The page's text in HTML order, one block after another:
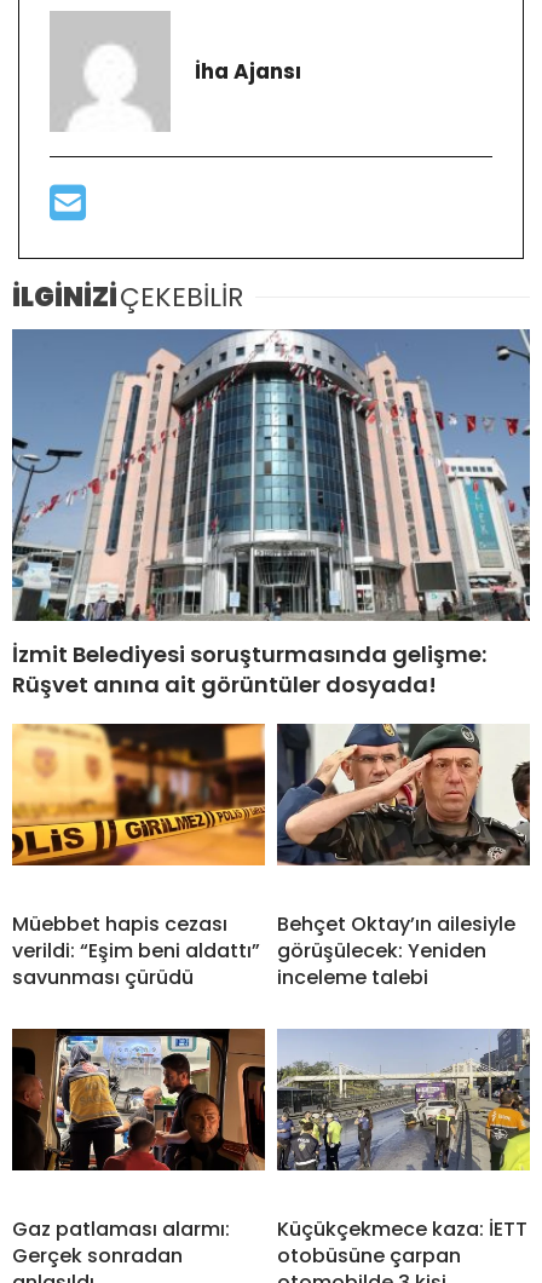
İha Ajansı
İLGİNİZİÇEKEBİLİR
İzmit Belediyesi soruşturmasında gelişme:
Rüşvet anına ait görüntüler dosyada!
Müebbet hapis cezası
verildi: “Eşim beni aldattı”
savunması çürüdü
Behçet Oktay’ın ailesiyle
görüşülecek: Yeniden
inceleme talebi
Gaz patlaması alarmı:
Gerçek sonradan
Küçükçekmece kaza: İETT
otobüsüne çarpan